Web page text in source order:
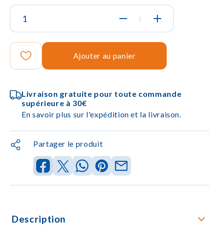
|
Ajouter au panier
Livraison gratuite pour toute commande
supérieure à 30€
En savoir plus sur l'expédition et la livraison.
Partager le produit
Description